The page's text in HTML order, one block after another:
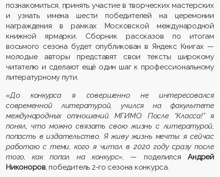
познакомиться, принять участие в творческих мастерских
и узнать имена шести победителей на церемонии
награждения в рамках Московской международной
книжной ярмарки. Сборник рассказов по итогам
восьмого сезона будет опубликован в Яндекс Книгах —
молодые авторы представят свои тексты широкому
читателю и сделают ещё один шаг к профессиональному
литературному пути.
«До конкурса я совершенно не интересовался
современной литературой, учился на факультете
международных отношений МГИМО. После “Класса!” я
понял, что можно связать свою жизнь с литературой,
попасть в издательство. Я живу жизнь мечты: я сейчас
работаю с теми, кого я читал в 2020 году сразу после
того, как попал на конкурс», — поделилсяАндрей
Никоноров, победитель 2-го сезона конкурса.